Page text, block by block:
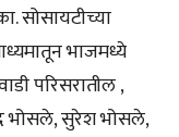
सोसायटीच्या
भाजमध्ये
परिसरातील ,
भोसले, सुरेश भोसले,